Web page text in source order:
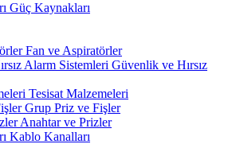
Güç Kaynakları
Fan ve Aspiratörler
Güvenlik ve Hırsız
Tesisat Malzemeleri
Grup Priz ve Fişler
Anahtar ve Prizler
Kablo Kanalları